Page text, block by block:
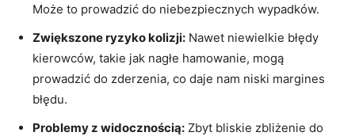
Może to prowadzić do niebezpiecznych⁤ wypadków.
Zwiększone ryzyko kolizji: Nawet niewielkie błędy
kierowców, takie jak nagłe‍ hamowanie, mogą
prowadzić do zderzenia, co daje nam‍ niski⁤ margines
błędu.
Problemy z‍ widocznością: ⁢Zbyt bliskie zbliżenie⁢ do